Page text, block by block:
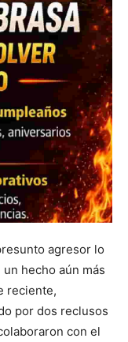
agresor lo
hecho aún más
reciente,
por dos reclusos
con el